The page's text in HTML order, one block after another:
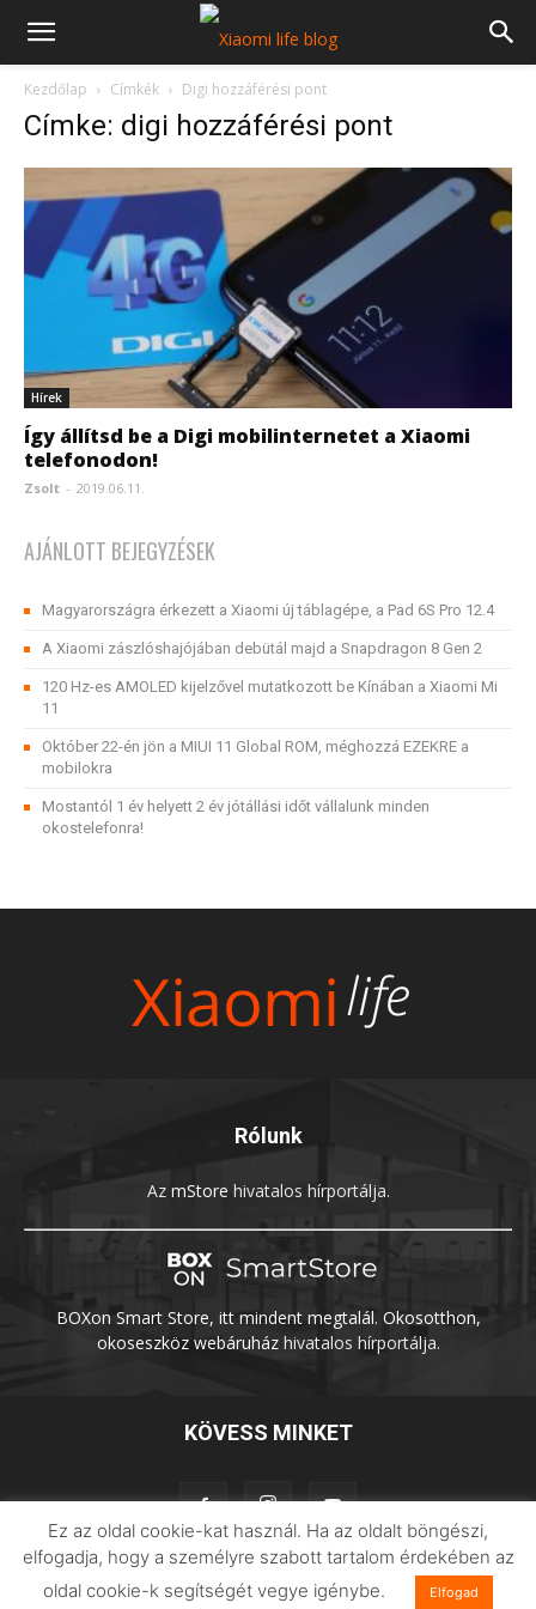
Kezdőlap Címkék Digi hozzáférési pont
Címke: digi hozzáférési pont
Hírek
Így állítsd be a Digi mobilinternetet a Xiaomi
telefonodon!
Zsolt - 2019.06.11.
AJÁNLOTT BEJEGYZÉSEK
Magyarországra érkezett a Xiaomi új táblagépe, a Pad 6S Pro 12.4
A Xiaomi zászlóshajójában debütál majd a Snapdragon 8 Gen 2
120 Hz-es AMOLED kijelzővel mutatkozott be Kínában a Xiaomi Mi
11
Október 22-én jön a MIUI 11 Global ROM, méghozzá EZEKRE a
mobilokra
Mostantól 1 év helyett 2 év jótállási időt vállalunk minden
okostelefonra!
Rólunk
Az mStore hivatalos hírportálja.
BOXon Smart Store, itt mindent megtalál. Okosotthon,
okoseszköz webáruházhivatalos hírportálja.
KÖVESS MINKET
Adatvédelem Impresszum Imilab
Ez az oldal cookie-kat használ. Ha az oldalt böngészi,
elfogadja, hogy a személyre szabott tartalom érdekében az
oldal cookie-k segítségét vegye igénybe.
Elfogad